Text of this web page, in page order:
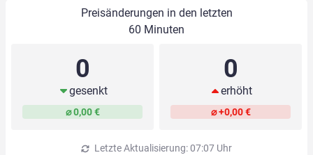
Preisänderungen in den letzten
60 Minuten
0
gesenkt
⌀ 0,00 €
0
erhöht
⌀ +0,00 €
Letzte Aktualisierung: 07:07 Uhr